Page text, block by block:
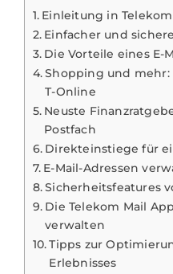
Einleitung in
Einfacher und
Die Vorteile eines E-
Shopping und
T-Online
Neuste
Postfach
Direkteinstiege für
E-Mail-Adressen
Sicherheitsfeatures
Die Telekom Mail
verwalten
Tipps zur
Erlebnisses